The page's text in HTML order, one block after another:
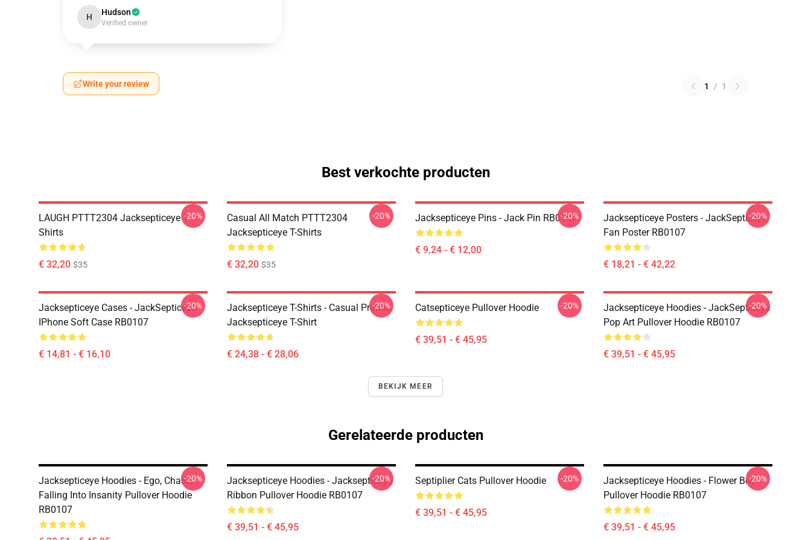
H Hudson
Verified owner
Write your review 1 / 1
Best verkochte producten
LAUGH PTTT2304 Jacksepticeye T-
Shirts
€ 32,20 $35
-20%
Casual All Match PTTT2304
Jacksepticeye T-Shirts
€ 32,20 $35
-20% Jacksepticeye Pins - Jack Pin RB0107
€ 9,24 - € 12,00
-20%
Jacksepticeye Posters - JackSepticeye
Fan Poster RB0107
€ 18,21 - € 42,22
-20%
Jacksepticeye Cases - JackSepticeye
IPhone Soft Case RB0107
€ 14,81 - € 16,10
-20%
Jacksepticeye T-Shirts - Casual Printed
Jacksepticeye T-Shirt
€ 24,38 - € 28,06
-20% Catsepticeye Pullover Hoodie
€ 39,51 - € 45,95
-20%
Jacksepticeye Hoodies - JackSepticeye
Pop Art Pullover Hoodie RB0107
€ 39,51 - € 45,95
-20%
BEKIJK MEER
Gerelateerde producten
Jacksepticeye Hoodies - Ego, Chase,
Falling Into Insanity Pullover Hoodie
RB0107
-20%
Jacksepticeye Hoodies - JacksepticEye
Ribbon Pullover Hoodie RB0107
€ 39,51 - € 45,95
-20% Septiplier Cats Pullover Hoodie
€ 39,51 - € 45,95
-20%
Jacksepticeye Hoodies - Flower Boy
Pullover Hoodie RB0107
€ 39,51 - € 45,95
-20%